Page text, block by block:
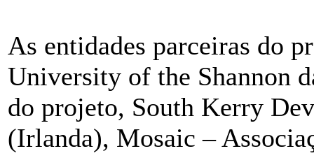
As entidades parceiras do
University of the Shannon
do projeto, South Kerry
(Irlanda), Mosaic –